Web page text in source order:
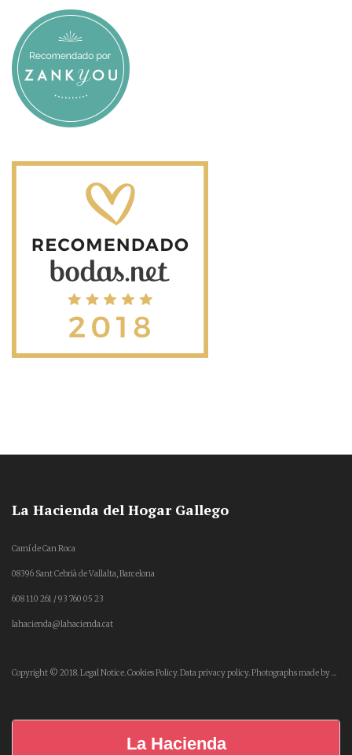
La Hacienda del Hogar Gallego
Camí de Can Roca
08396 Sant Cebrià de Vallalta, Barcelona
608 110 261 / 93 760 05 23
lahacienda@lahacienda.cat
Copyright © 2018.Legal Notice.Cookies Policy.Data privacy policy.Photographs made by ...
La Hacienda